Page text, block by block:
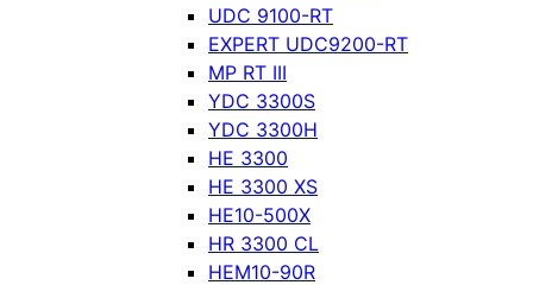
UDC 9100-RT
EXPERT UDC9200-RT
MP RT III
YDC 3300S
YDC 3300H
HE 3300
HE 3300 XS
HE10-500X
HR 3300 CL
HEM10-90R